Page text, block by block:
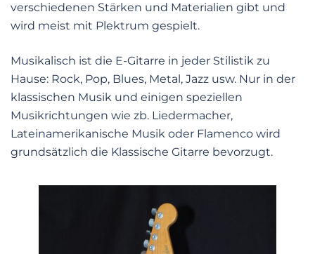
verschiedenen Stärken und Materialien gibt und
wird meist mit Plektrum gespielt.
Musikalisch ist die E-Gitarre in jeder Stilistik zu
Hause: Rock, Pop, Blues, Metal, Jazz usw. Nur in der
klassischen Musik und einigen speziellen
Musikrichtungen wie zb. Liedermacher,
Lateinamerikanische Musik oder Flamenco wird
grundsätzlich die Klassische Gitarre bevorzugt.